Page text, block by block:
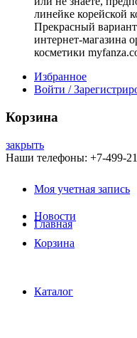
линейке корейской
Прекрасный
интернет-магазина
косметики
Избранное
Войти /
Корзина
закрыть
Наши телефоны: +7-499-
Моя учетная запись
Новости
Корзина
Главная
Каталог